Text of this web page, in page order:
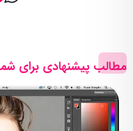
مطالب پیشنهادی برای